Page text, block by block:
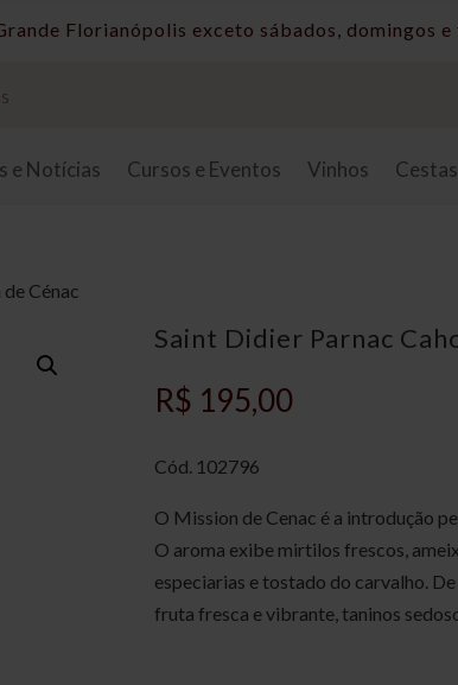
Taxas de entrega sob consulta.
e Notícias Cursos e Eventos Vinhos
Cénac
Saint Didier Parnac
R$ 195,00
Cód. 102796
O Mission de Cenac é a introdução
O aroma exibe mirtilos frescos,
especiarias e tostado do carvalho.
fruta fresca e vibrante, taninos